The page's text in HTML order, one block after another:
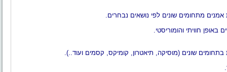
אמנים מתחומים שונים לפי נושאים נבחרים.
באופן חוויתי והומוריסטי.
שונים (מוסיקה, תיאטרון, קומיקס, קסמים ועוד..).